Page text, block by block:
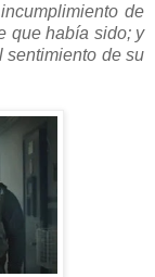
de
que había sido; y
sentimiento de su